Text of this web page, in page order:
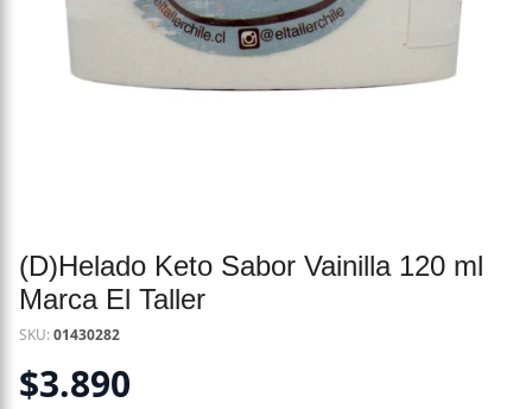
(D)Helado Keto Sabor Vainilla 120 ml
Marca El Taller
SKU:01430282
$3.890